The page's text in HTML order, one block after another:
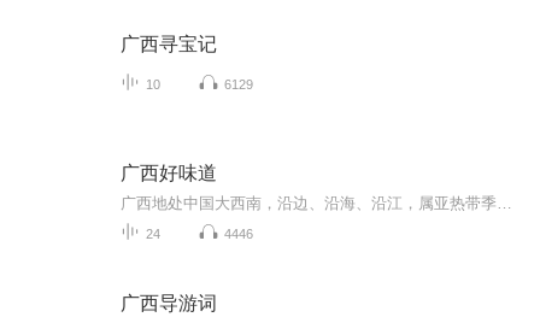
广西寻宝记
10 6129
广西好味道
24 4446
广西导游词